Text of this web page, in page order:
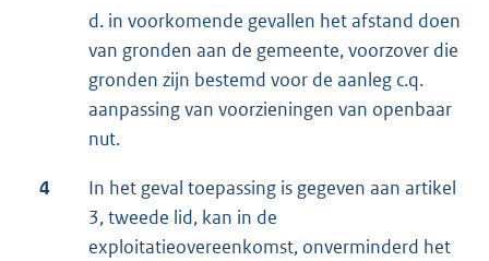
d. in voorkomende gevallen het afstand doen
van gronden aan de gemeente, voorzover die
gronden zijn bestemd voor de aanleg c.q.
aanpassing van voorzieningen van openbaar
nut.
4
In het geval toepassing is gegeven aan artikel
3, tweede lid, kan in de
exploitatieovereenkomst, onverminderd het